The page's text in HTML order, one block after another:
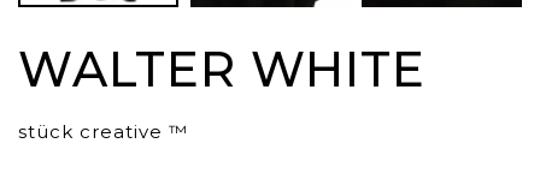
WALTER WHITE
stück creative ™